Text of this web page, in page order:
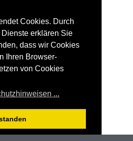
Cookies. Durch
erklären Sie
dass wir Cookies
Ihren Browser-
von Cookies
...